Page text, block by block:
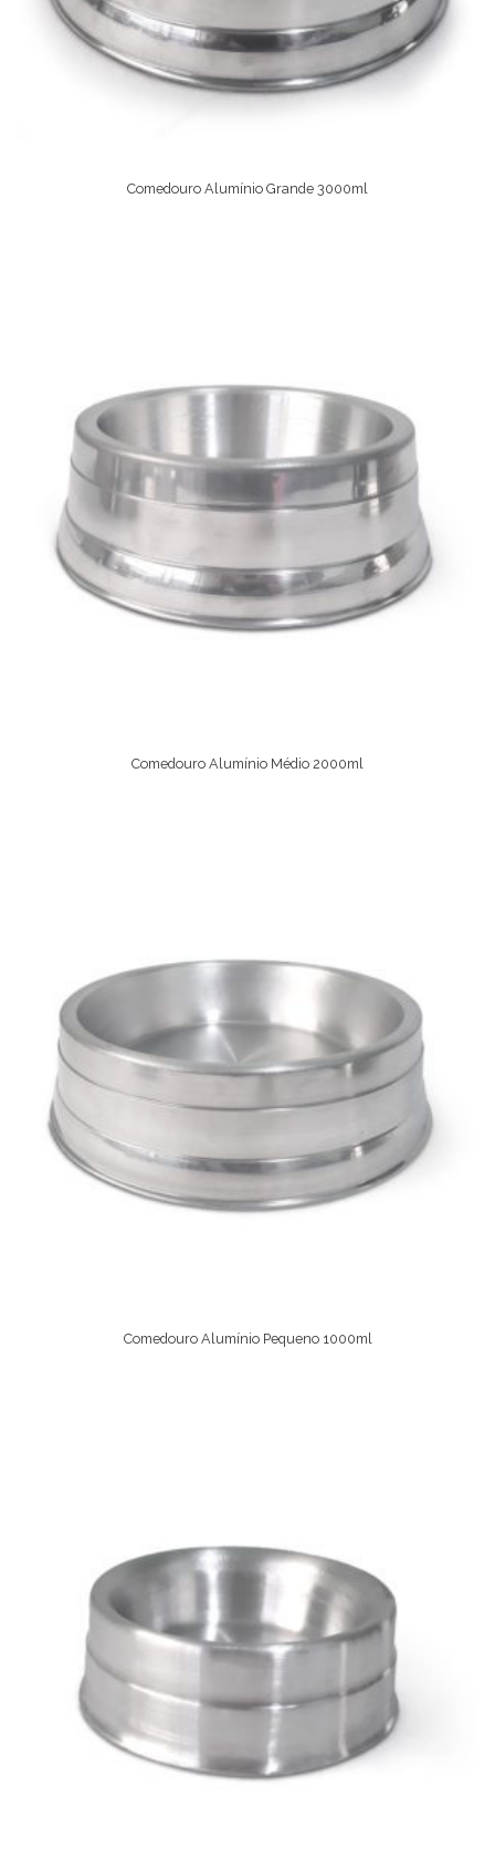
Comedouro Alumínio Grande 3000ml
Comprar
Comedouro Alumínio Médio 2000ml
Comprar
Comedouro Alumínio Pequeno 1000ml
Comprar